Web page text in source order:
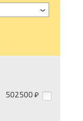
502500 ₽